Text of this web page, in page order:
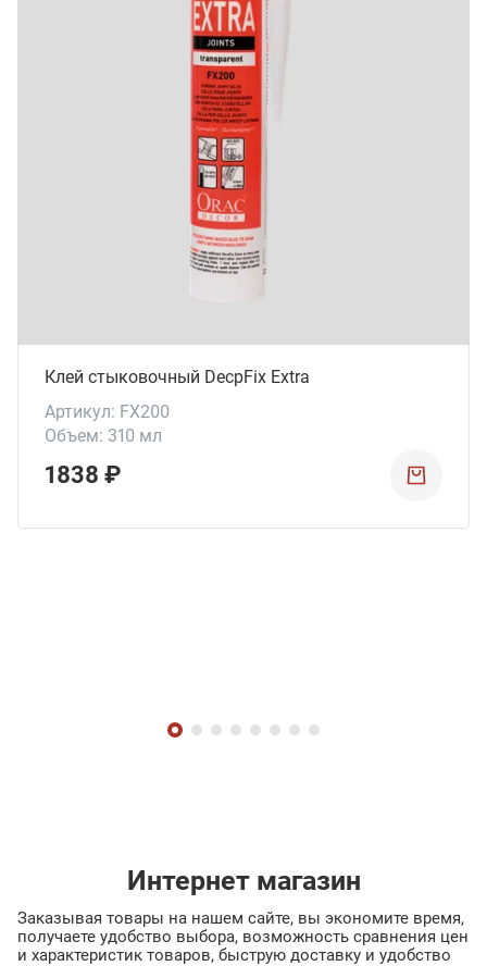
Клей стыковочный DecpFix Extra
Артикул: FX200
Объем: 310 мл
1838 ₽
Интернет магазин
Заказывая товары на нашем сайте, вы экономите время,
получаете удобство выбора, возможность сравнения цен
и характеристик товаров, быструю доставку и удобство